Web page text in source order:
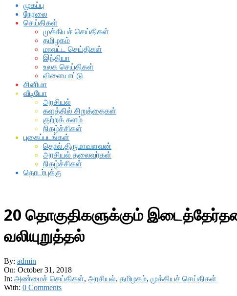
Menu
முகப்பு
நேரலை
செய்திகள்
முக்கியச் செய்திகள்
தமிழகம்
மாவட்ட செய்திகள்
இந்தியா
உலக செய்திகள்
விளையாட்டு
சினிமா
வீடியோ
அரசியல்
களத்தில் சிறுத்தைகள்
குற்றக் களம்
நிகழ்ச்சிகள்
புகைப்படங்கள்
தொல்.திருமாவளவன்
அரசியல் தலைவர்கள்
நிகழ்ச்சிகள்
தொடர்புக்கு
20 தொகுதிகளுக்கும்
வலியுறுத்தல்
By: admin
On: October 31, 2018
In: அண்மைச் செய்திகள், அரசியல், தமிழகம், முக்கியச் செய்திகள்
With: 0 Comments